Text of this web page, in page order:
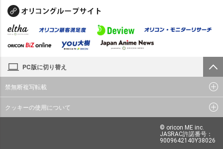
PC版に切り替え
禁無断複写転載
クッキーの使用について
© oricon ME inc.
JASRAC許諾番号：
9009642140Y38026